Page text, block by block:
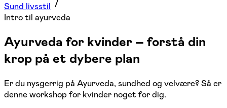
Sund livsstil
Intro til ayurveda
Ayurveda for kvinder – forstå din
krop på et dybere plan
Er du nysgerrig på Ayurveda, sundhed og velvære? Så er
denne workshop for kvinder noget for dig.